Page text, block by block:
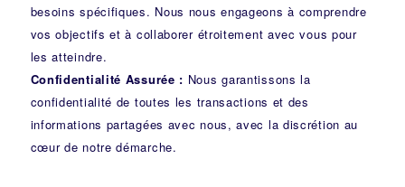
besoins spécifiques. Nous nous engageons à comprendre
vos objectifs et à collaborer étroitement avec vous pour
les atteindre.
Confidentialité Assurée : Nous garantissons la
confidentialité de toutes les transactions et des
informations partagées avec nous, avec la discrétion au
cœur de notre démarche.